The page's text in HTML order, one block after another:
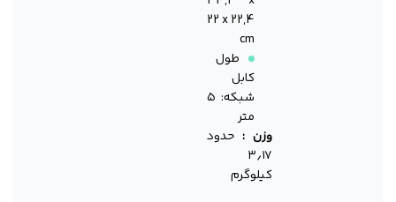
22 x 22,4
cm
طول
کابل
شبکه: ۵
متر
وزن : حدود
۳٫۱۷
کیلوگرم